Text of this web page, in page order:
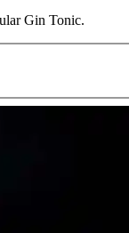
Gin Tonic.